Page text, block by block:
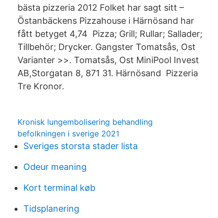
bästa pizzeria 2012 Folket har sagt sitt –
Östanbäckens Pizzahouse i Härnösand har
fått betyget 4,74​ Pizza; Grill; Rullar; Sallader;
Tillbehör; Drycker. Gangster Tomatsås, Ost
Varianter >>. Tomatsås, Ost MiniPool Invest
AB,Storgatan 8, 871 31. Härnösand Pizzeria
Tre Kronor.
Kronisk lungembolisering behandling
befolkningen i sverige 2021
Sveriges storsta stader lista
Odeur meaning
Kort terminal køb
Tidsplanering